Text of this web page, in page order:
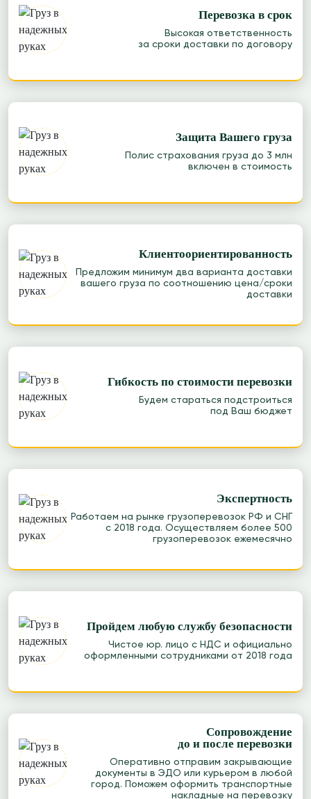
Перевозка в срок
Высокая ответственность
за сроки доставки по договору
Защита Вашего груза
Полис страхования груза до 3 млн
включен в стоимость
Клиентоориентированность
Предложим минимум два варианта доставки
вашего груза по соотношению цена/сроки
доставки
Гибкость по стоимости перевозки
Будем стараться подстроиться
под Ваш бюджет
Экспертность
Работаем на рынке грузоперевозок РФ и СНГ
с 2018 года. Осуществляем более 500
грузоперевозок ежемесячно
Пройдем любую службу безопасности
Чистое юр. лицо с НДС и официально
оформленными сотрудниками от 2018 года
Сопровождение
до и после перевозки
Оперативно отправим закрывающие
документы в ЭДО или курьером в любой
город. Поможем оформить транспортные
накладные на перевозку